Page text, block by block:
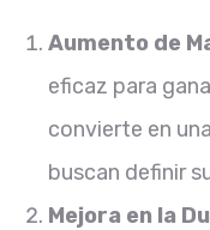
Aumento de
eficaz para
convierte en
buscan definir
Mejora en la